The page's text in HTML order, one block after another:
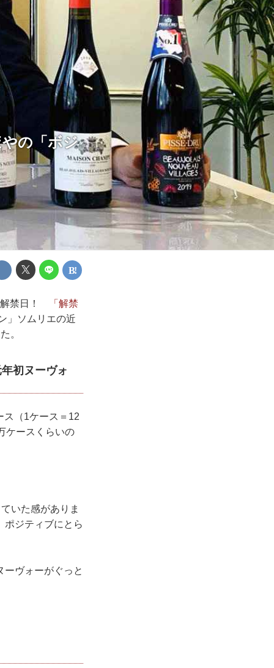
やの「ボジ
解禁日！
「解禁
」ソムリエの近
。
初ヌーヴォ
ス（1ケース＝12
ケースくらいの
いた感がありま
ポジティブにとら
ヴォーがぐっと